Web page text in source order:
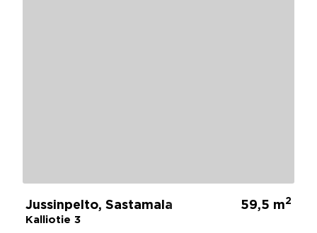
Jussinpelto, Sastamala
Kalliotie 3
59,5 m2